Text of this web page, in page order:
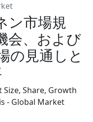
ン市場規
会、および
の見通しと
Share, Growth
- Global Market